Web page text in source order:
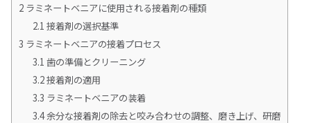
2 ラミネートベニアに使用される接着剤の種類
2.1 接着剤の選択基準
3 ラミネートベニアの接着プロセス
3.1 歯の準備とクリーニング
3.2接着剤の適用
3.3 ラミネートベニアの装着
3.4余分な接着剤の除去と咬み合わせの調整、磨き上げ、研磨